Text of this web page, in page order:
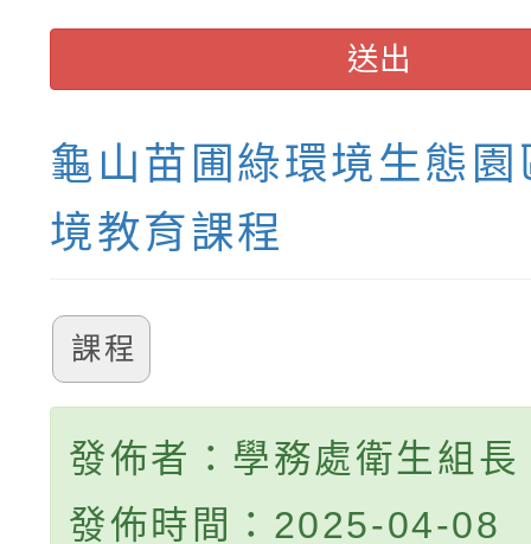
送出
龜山苗圃綠環境生態
境教育課程
課程
發佈者：學務處衛生組長
發佈時間：2025-04-08